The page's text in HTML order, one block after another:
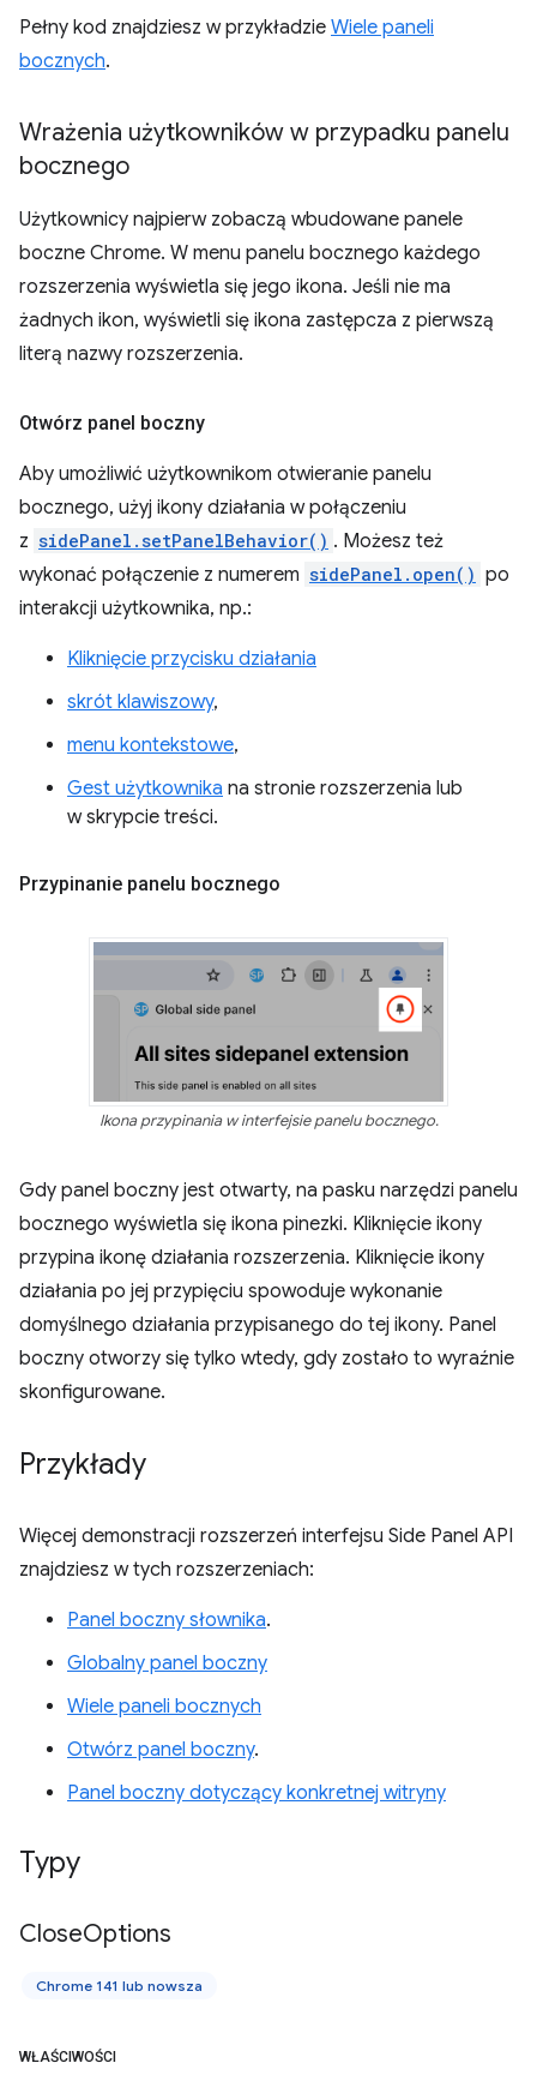
Pełny kod znajdziesz w przykładzie Wiele paneli
bocznych.
Wrażenia użytkowników w przypadku panelu
bocznego
Użytkownicy najpierw zobaczą wbudowane panele
boczne Chrome. W menu panelu bocznego każdego
rozszerzenia wyświetla się jego ikona. Jeśli nie ma
żadnych ikon, wyświetli się ikona zastępcza z pierwszą
literą nazwy rozszerzenia.
Otwórz panel boczny
Aby umożliwić użytkownikom otwieranie panelu
bocznego, użyj ikony działania w połączeniu
z sidePanel.setPanelBehavior() . Możesz też
wykonać połączenie z numerem sidePanel.open() po
interakcji użytkownika, np.:
Kliknięcie przycisku działania
skrót klawiszowy,
menu kontekstowe,
Gest użytkownika na stronie rozszerzenia lub
w skrypcie treści.
Przypinanie panelu bocznego
Ikona przypinania w interfejsie panelu bocznego.
Gdy panel boczny jest otwarty, na pasku narzędzi panelu
bocznego wyświetla się ikona pinezki. Kliknięcie ikony
przypina ikonę działania rozszerzenia. Kliknięcie ikony
działania po jej przypięciu spowoduje wykonanie
domyślnego działania przypisanego do tej ikony. Panel
boczny otworzy się tylko wtedy, gdy zostało to wyraźnie
skonfigurowane.
Przykłady
Więcej demonstracji rozszerzeń interfejsu Side Panel API
znajdziesz w tych rozszerzeniach:
Panel boczny słownika.
Globalny panel boczny
Wiele paneli bocznych
Otwórz panel boczny.
Panel boczny dotyczący konkretnej witryny
Typy
CloseOptions
Chrome 141 lub nowsza
WŁAŚCIWOŚCI